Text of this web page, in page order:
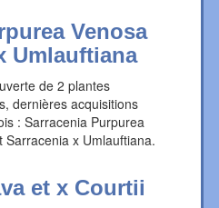
Venosa
Umlauftiana
de 2 plantes
dernières acquisitions
: Sarracenia Purpurea
Sarracenia x Umlauftiana.
et x Courtii